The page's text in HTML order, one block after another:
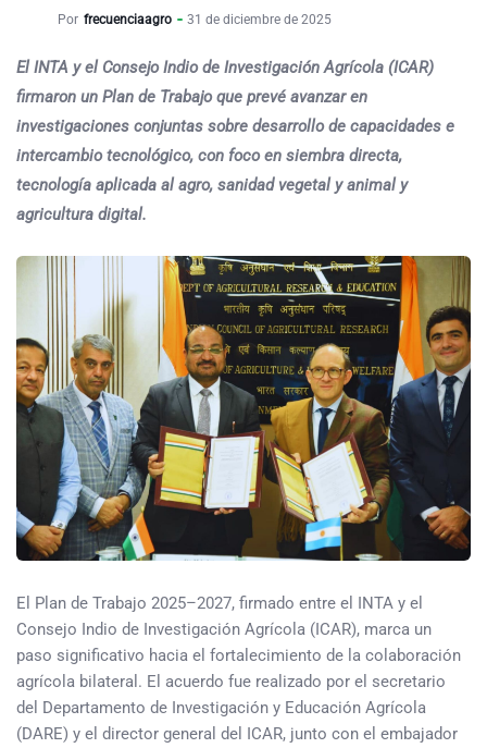
Por frecuenciaagro 31 de diciembre de 2025
El INTA y el Consejo Indio de Investigación Agrícola (ICAR)
firmaron un Plan de Trabajo que prevé avanzar en
investigaciones conjuntas sobre desarrollo de capacidades e
intercambio tecnológico, con foco en siembra directa,
tecnología aplicada al agro, sanidad vegetal y animal y
agricultura digital.
El Plan de Trabajo 2025–2027, firmado entre el INTA y el
Consejo Indio de Investigación Agrícola (ICAR), marca un
paso significativo hacia el fortalecimiento de la colaboración
agrícola bilateral. El acuerdo fue realizado por el secretario
del Departamento de Investigación y Educación Agrícola
(DARE) y el director general del ICAR, junto con el embajador